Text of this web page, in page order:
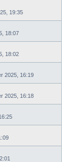
19:35
18:07
18:02
2025, 16:19
2025, 16:18